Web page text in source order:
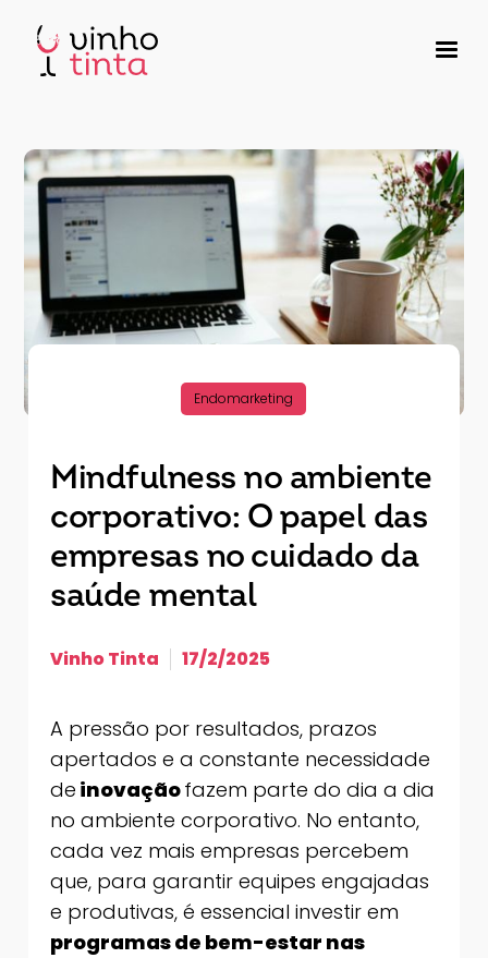
Endomarketing
Mindfulness no ambiente
corporativo: O papel das
empresas no cuidado da
saúde mental
Vinho Tinta 17/2/2025
A pressão por resultados, prazos
apertados e a constante necessidade
de inovaçãofazem parte do dia a dia
no ambiente corporativo. No entanto,
cada vez mais empresas percebem
que, para garantir equipes engajadas
e produtivas, é essencial investir em
programas de bem-estar nas